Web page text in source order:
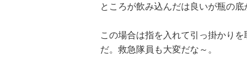
ところが飲み込んだは良いが瓶の
この場合は指を入れて引っ掛かり
だ。救急隊員も大変だな～。